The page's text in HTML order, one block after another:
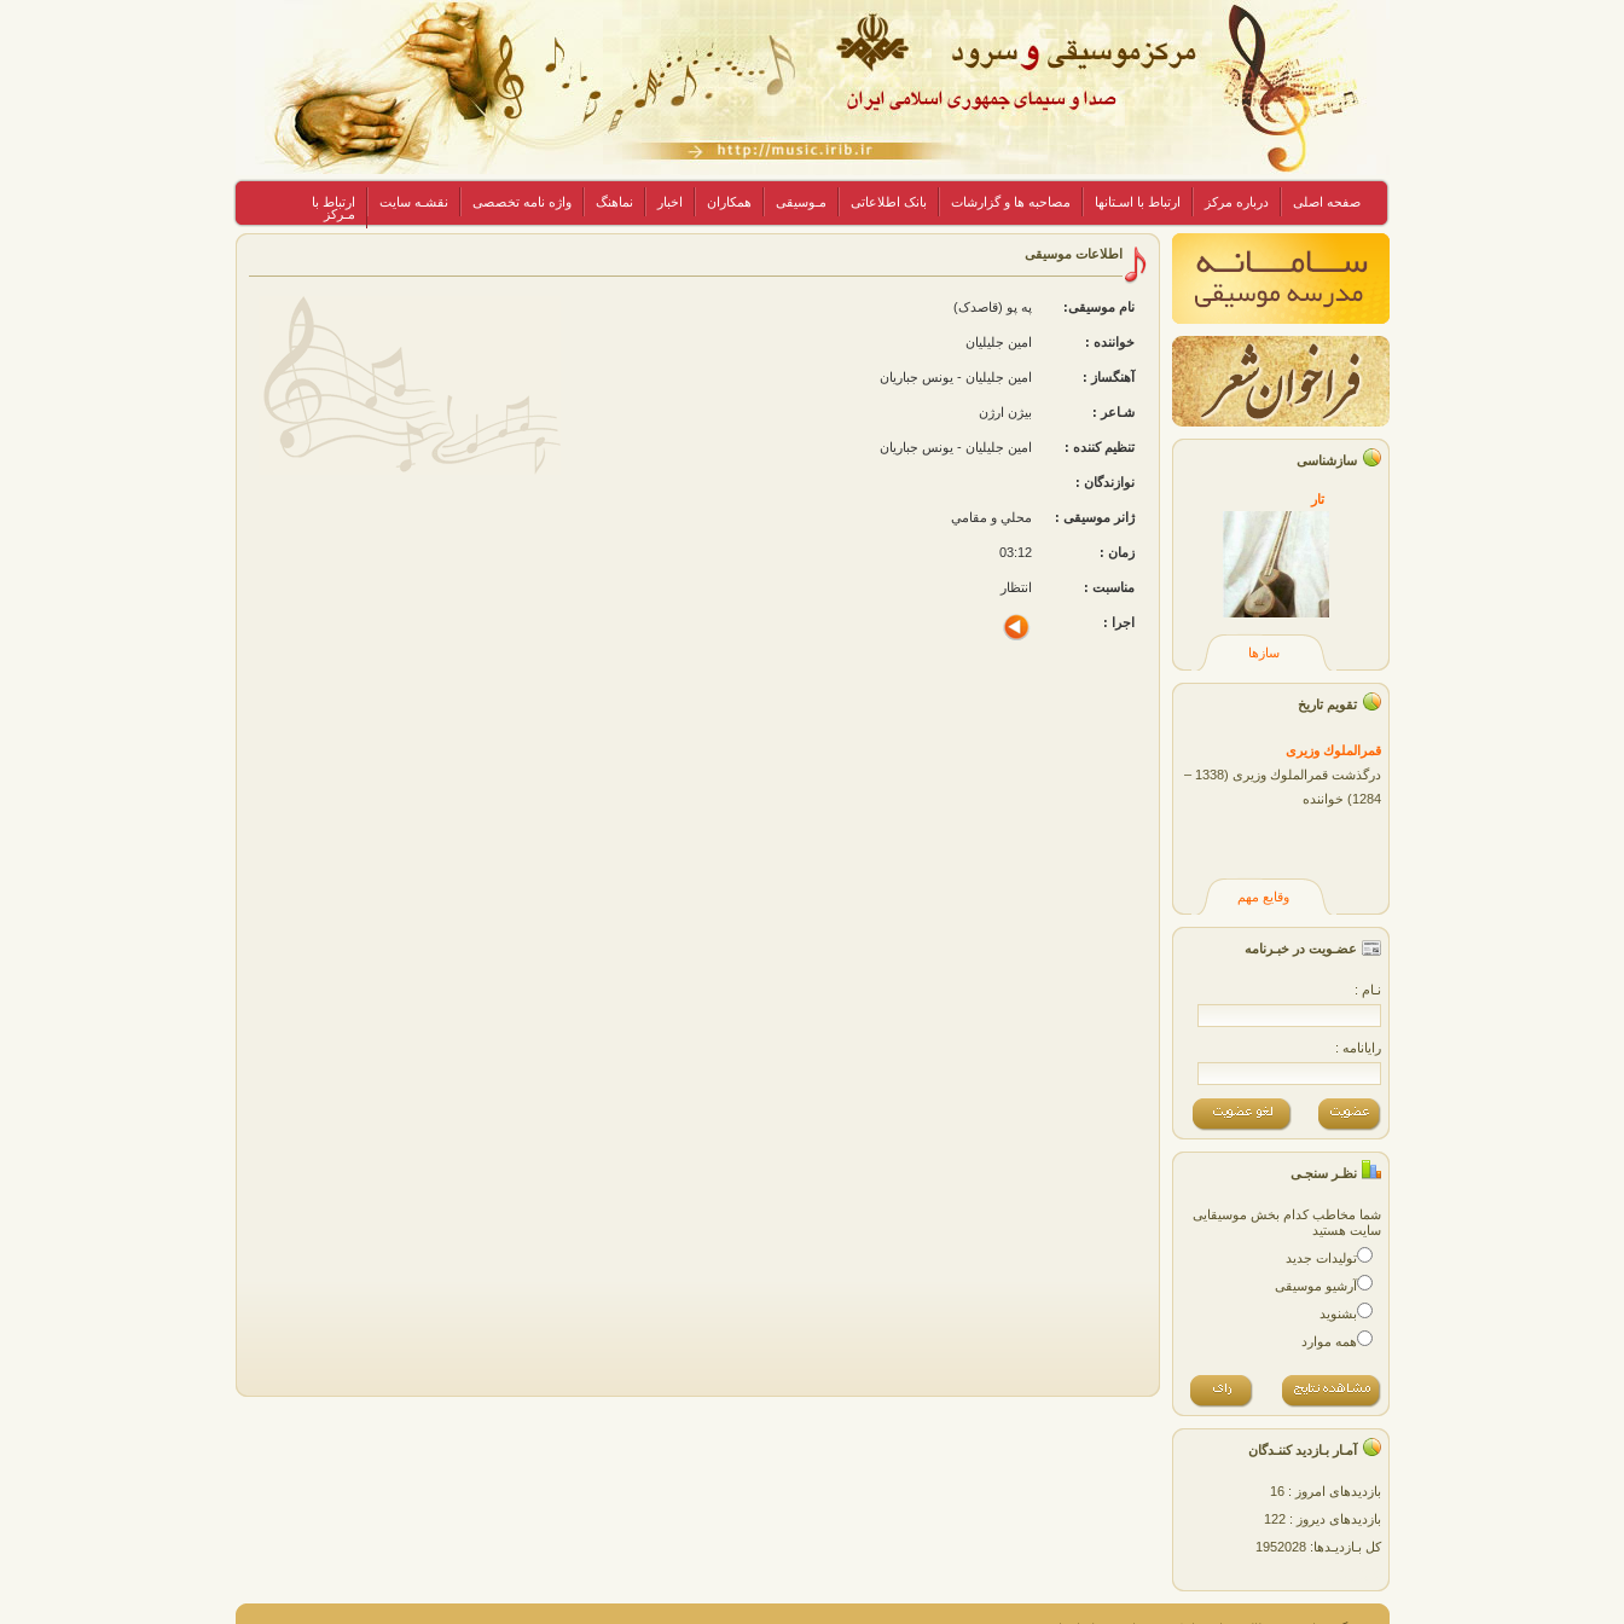
صفحه اصلی درباره مرکز ارتباط با اسـتانها مصاحبه ها و گزارشات بانک اطلاعاتی مـوسیقی همکاران اخبار نماهنگ واژه نامه تخصصی نقشـه سایت
ارتباط با
مـرکز
سازشناسی
تار
سازها
تقویم تاریخ
قمرالملوك وزيری
درگذشت قمرالملوك وزیری (1338 –
1284) خواننده
وقایع مهم
عضـویت در خبـرنامه
نـام :
رایانامه :
نظـر سنجـی
شما مخاطب کدام بخش موسیقایی
سایت هستید
تولیدات جدید
آرشیو موسیقی
بشنوید
همه موارد
آمـار بـازدید کننـدگان
بازدیدهای امروز : 16
بازدیدهای دیروز : 122
کل بـازدیـدها: 1952028
اطلاعات موسیقی
نام موسیقی: په پو (قاصدک)
خواننده : امین جلیلیان
آهنگساز : امین جلیلیان - یونس جباریان
شـاعر : بیژن ارژن
تنظیم کننده : امین جلیلیان - یونس جباریان
نوازندگان :
ژانر موسیقی : محلي و مقامي
زمان : 03:12
مناسبت : انتظار
اجرا :